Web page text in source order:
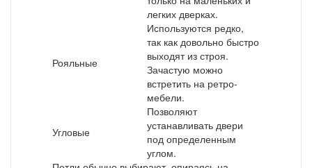
легких дверках.
Рояльные
Используются редко,
так как довольно быстро
выходят из строя.
Зачастую можно
встретить на ретро-
мебели.
Угловые
Позволяют
устанавливать двери
под определенным
углом.